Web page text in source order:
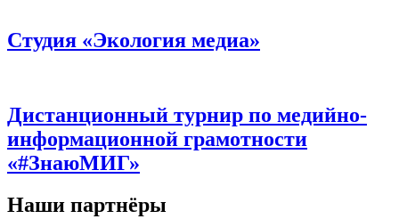
Студия «Экология медиа»
Дистанционный турнир по медийно-
информационной грамотности
«#ЗнаюМИГ»
Наши партнёры